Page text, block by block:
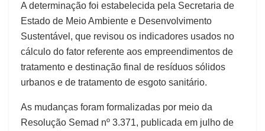
A determinação foi estabelecida pela Secretaria de
Estado de Meio Ambiente e Desenvolvimento
Sustentável, que revisou os indicadores usados no
cálculo do fator referente aos empreendimentos de
tratamento e destinação final de resíduos sólidos
urbanos e de tratamento de esgoto sanitário.
As mudanças foram formalizadas por meio da
Resolução Semad nº 3.371, publicada em julho de